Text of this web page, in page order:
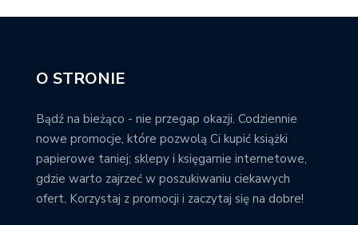
O STRONIE
Bądź na bieżąco - nie przegap okazji. Codziennie
nowe promocje, które pozwolą Ci kupić książki
papierowe taniej; sklepy i księgarnie internetowe,
gdzie warto zajrzeć w poszukiwaniu ciekawych
ofert. Korzystaj z promocji i zaczytaj się na dobre!